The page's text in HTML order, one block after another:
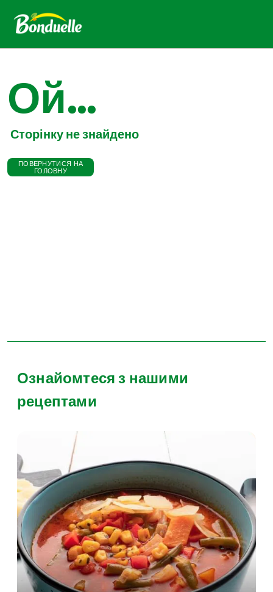
Ой...
Сторінку не знайдено
ПОВЕРНУТИСЯ НА
ГОЛОВНУ
Ознайомтеся з нашими
рецептами